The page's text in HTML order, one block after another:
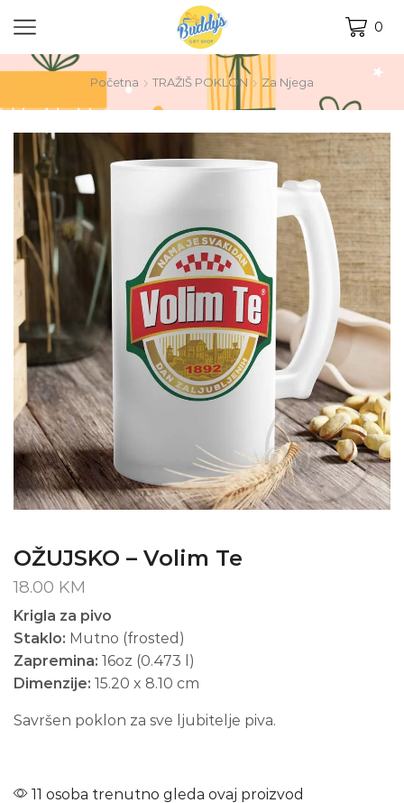
0
Početna TRAŽIŠ POKLON Za Njega
OŽUJSKO – Volim Te
18.00 KM
Krigla za pivo
Staklo: Mutno (frosted)
Zapremina: 16oz (0.473 l)
Dimenzije: 15.20 x 8.10 cm
Savršen poklon za sve ljubitelje piva.
11 osoba trenutno gleda ovaj proizvod